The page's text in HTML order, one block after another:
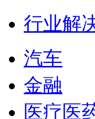
行业解
汽车
金融
医疗医